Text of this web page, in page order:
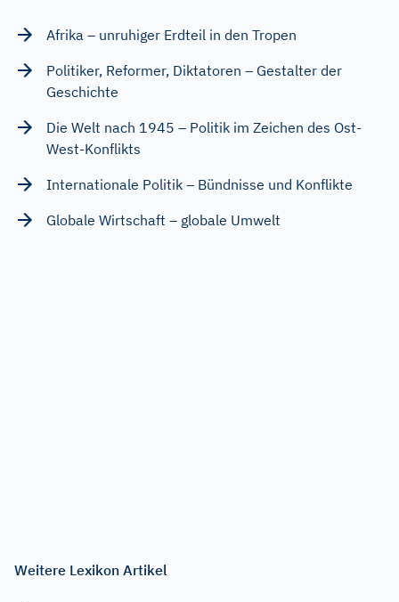
Afrika – unruhiger Erdteil in den Tropen
Politiker, Reformer, Diktatoren – Gestalter der
Geschichte
Die Welt nach 1945 – Politik im Zeichen des Ost-
West-Konflikts
Internationale Politik – Bündnisse und Konflikte
Globale Wirtschaft – globale Umwelt
Weitere Lexikon Artikel